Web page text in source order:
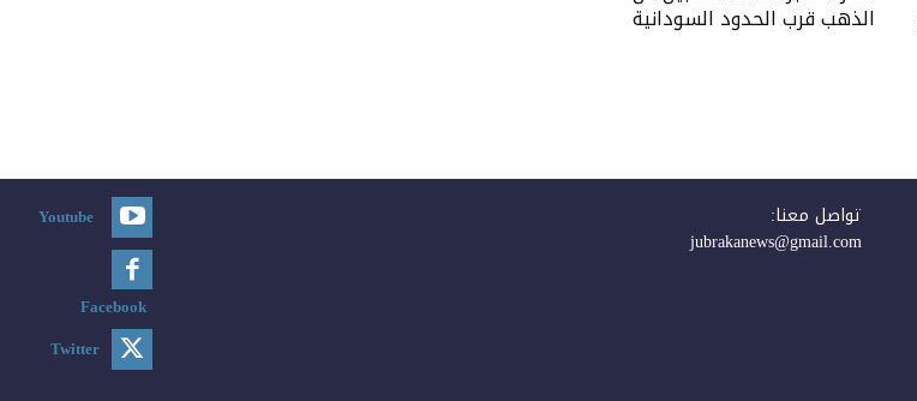
الذهب قرب الحدود السودانية
تواصل معنا:
jubrakanews@gmail.com
Youtube
Facebook
Twitter